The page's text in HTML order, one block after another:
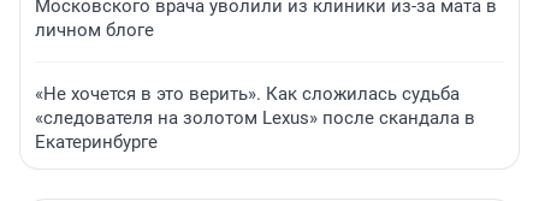
Московского врача уволили из клиники из-за мата в
личном блоге
«Не хочется в это верить». Как сложилась судьба
«следователя на золотом Lexus» после скандала в
Екатеринбурге